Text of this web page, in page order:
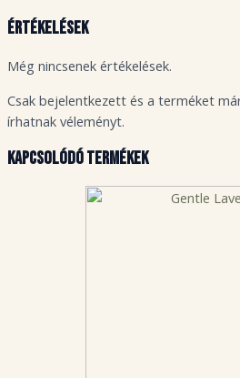
Értékelések
Még nincsenek értékelések.
Csak bejelentkezett és a terméket
írhatnak véleményt.
Kapcsolódó termékek